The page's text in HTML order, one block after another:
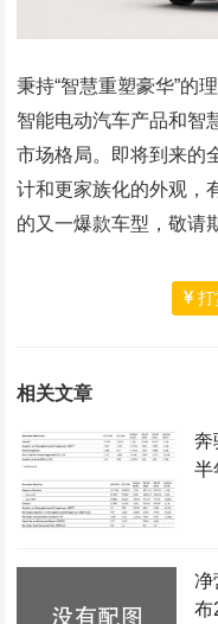
秉持“智慧重塑豪华”的
智能电动汽车产品和智
市场格局。即将到来的
计和更家族化的外观，
的又一爆款车型，敬请
打
相关文章
奔
半
净
布